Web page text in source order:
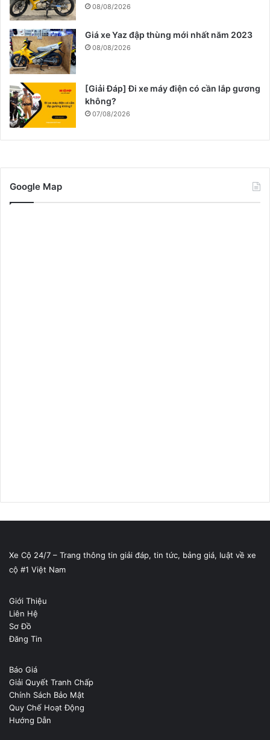
08/08/2026
Giá xe Yaz đập thùng mới nhất năm 2023
08/08/2026
[Giải Đáp] Đi xe máy điện có cần lắp gương
không?
07/08/2026
Google Map
Xe Cộ 24/7 – Trang thông tin giải đáp, tin tức, bảng giá, luật về xe
cộ #1 Việt Nam
Giới Thiệu
Liên Hệ
Sơ Đồ
Đăng Tin
Báo Giá
Giải Quyết Tranh Chấp
Chính Sách Bảo Mật
Quy Chế Hoạt Động
Hướng Dẫn